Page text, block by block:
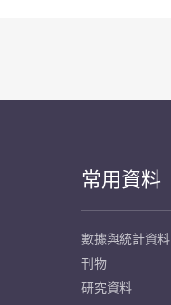
常用資料
數據與統計資料
刊物
研究資料